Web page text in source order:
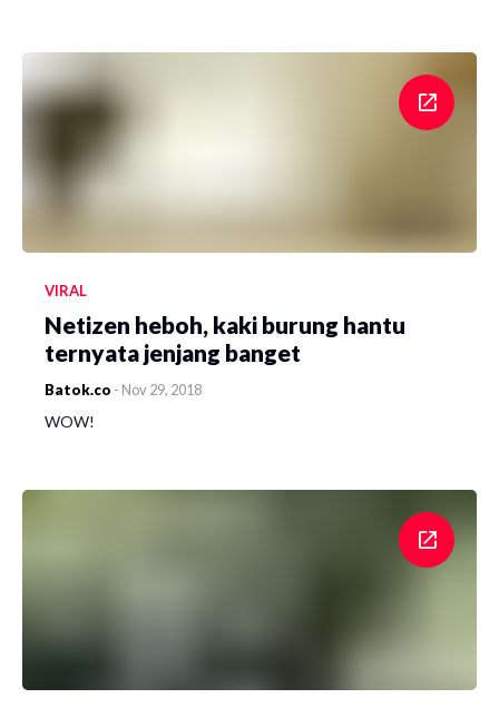
VIRAL
Netizen heboh, kaki burung hantu
ternyata jenjang banget
Batok.co - Nov 29, 2018
WOW!